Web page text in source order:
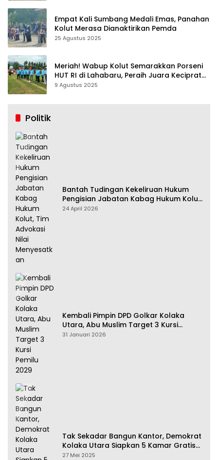
Empat Kali Sumbang Medali Emas, Panahan
Kolut Merasa Dianaktirikan Pemda
25 Agustus 2025
Meriah! Wabup Kolut Semarakkan Porseni
HUT RI di Lahabaru, Peraih Juara Keciprat
Uang Pembinaan
9 Agustus 2025
Politik
Bantah Tudingan Kekeliruan Hukum
Pengisian Jabatan Kabag Hukum Kolut,
Tim Advokasi Nilai Menyesatkan
24 April 2026
Kembali Pimpin DPD Golkar Kolaka
Utara, Abu Muslim Target 3 Kursi
Pemilu 2029
31 Januari 2026
Tak Sekadar Bangun Kantor, Demokrat
Kolaka Utara Siapkan 5 Kamar Gratis
Untuk Rakyat
27 Mei 2025